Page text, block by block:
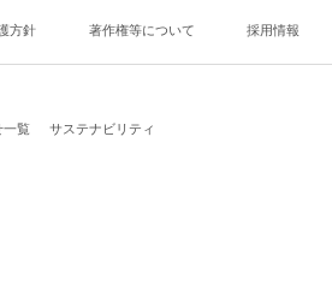
方針 著作権等について 採用情報
一覧 サステナビリティ